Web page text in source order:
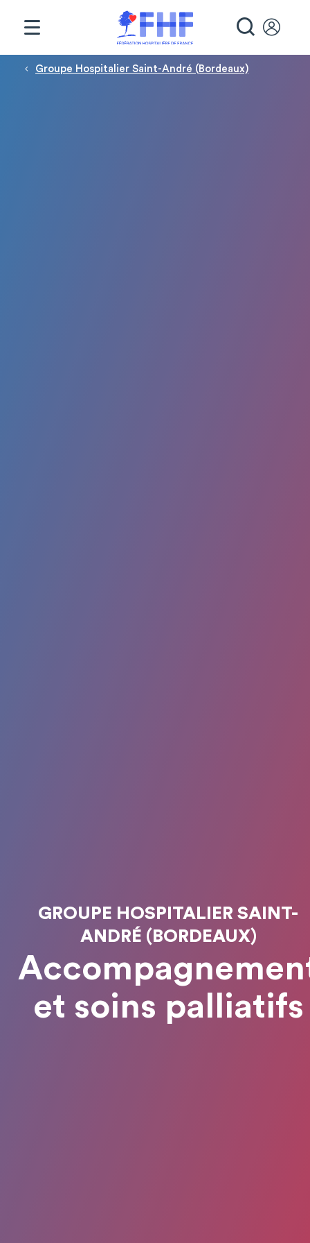
Fil d'Ariane
Groupe Hospitalier Saint-André (Bordeaux)
GROUPE HOSPITALIER SAINT-
ANDRÉ (BORDEAUX)
et soins palliatifs
Panneau de gestion des cookies